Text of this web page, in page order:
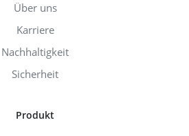
Über uns
Karriere
Nachhaltigkeit
Sicherheit
Produkt